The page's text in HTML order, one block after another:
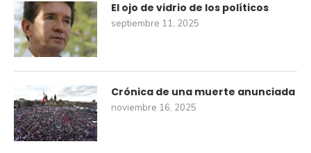
El ojo de vidrio de los políticos
septiembre 11, 2025
Crónica de una muerte anunciada
noviembre 16, 2025